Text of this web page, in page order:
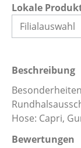
Lokale
Beschreibung
Hose: Capri,
Bewertungen